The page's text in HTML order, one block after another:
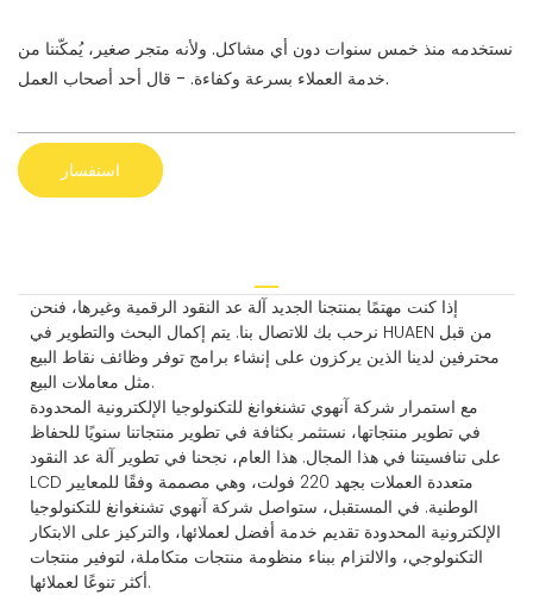
نستخدمه منذ خمس سنوات دون أي مشاكل. ولأنه متجر صغير، يُمكّننا من
خدمة العملاء بسرعة وكفاءة. - قال أحد أصحاب العمل.
استفسار
إذا كنت مهتمًا بمنتجنا الجديد آلة عد النقود الرقمية وغيرها، فنحن
نرحب بك للاتصال بنا. يتم إكمال البحث والتطوير في HUAEN من قبل
محترفين لدينا الذين يركزون على إنشاء برامج توفر وظائف نقاط البيع
مثل معاملات البيع.
مع استمرار شركة آنهوي تشنغوانغ للتكنولوجيا الإلكترونية المحدودة
في تطوير منتجاتها، نستثمر بكثافة في تطوير منتجاتنا سنويًا للحفاظ
على تنافسيتنا في هذا المجال. هذا العام، نجحنا في تطوير آلة عد النقود
LCD متعددة العملات بجهد 220 فولت، وهي مصممة وفقًا للمعايير
الوطنية. في المستقبل، ستواصل شركة آنهوي تشنغوانغ للتكنولوجيا
الإلكترونية المحدودة تقديم خدمة أفضل لعملائها، والتركيز على الابتكار
التكنولوجي، والالتزام ببناء منظومة منتجات متكاملة، لتوفير منتجات
أكثر تنوعًا لعملائها.